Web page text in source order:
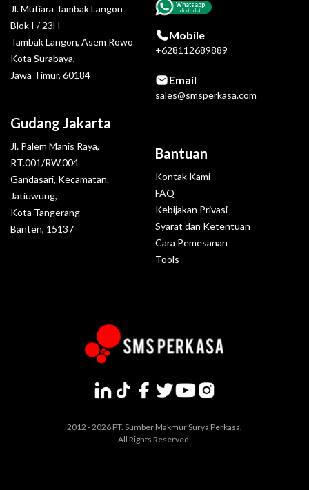
Jl. Mutiara Tambak Langon
Blok I / 23H
Tambak Langon, Asem Rowo
Kota Surabaya,
Jawa Timur, 60184
Gudang Jakarta
Jl. Palem Manis Raya,
RT.001/RW.004
Gandasari, Kecamatan.
Jatiuwung,
Kota Tangerang
Banten, 15137
Whatsapp
click to chat
Mobile
+628112689889
Email
sales@smsperkasa.com
Bantuan
Kontak Kami
FAQ
Kebijakan Privasi
Syarat dan Ketentuan
Cara Pemesanan
Tools
2012 - 2026 PT. Sumber Makmur Surya Perkasa.
All Rights Reserved.